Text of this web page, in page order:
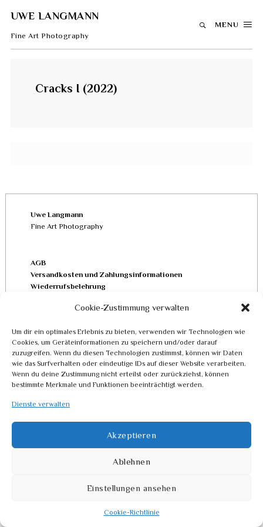
Cookie-Zustimmung verwalten
Um dir ein optimales Erlebnis zu bieten, verwenden wir Technologien wie
Cookies, um Geräteinformationen zu speichern und/oder darauf
zuzugreifen. Wenn du diesen Technologien zustimmst, können wir Daten
wie das Surfverhalten oder eindeutige IDs auf dieser Website verarbeiten.
Wenn du deine Zustimmung nicht erteilst oder zurückziehst, können
bestimmte Merkmale und Funktionen beeinträchtigt werden.
Dienste verwalten
Akzeptieren
Ablehnen
Einstellungen ansehen
Cookie-Richtlinie
UWE LANGMANN
Fine Art Photography
MENU
Cracks I (2022)
Uwe Langmann
Fine Art Photography
AGB
Versandkosten und Zahlungsinformationen
Wiederrufsbelehrung
Impressum
Datenschutz
INSTAGRAM